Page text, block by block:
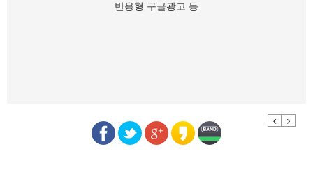
반응형 구글광고 등
Previous
Next